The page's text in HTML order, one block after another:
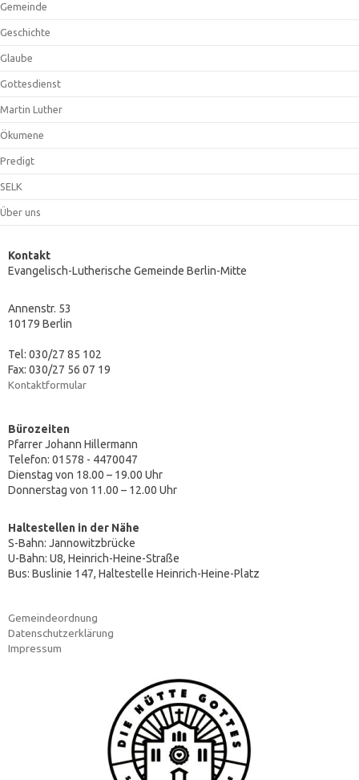
Gemeinde
Geschichte
Glaube
Gottesdienst
Martin Luther
Ökumene
Predigt
SELK
Über uns
Kontakt
Evangelisch-Lutherische Gemeinde Berlin-Mitte
Annenstr. 53
10179 Berlin
Tel: 030/27 85 102
Fax: 030/27 56 07 19
Kontaktformular
Bürozeiten
Pfarrer Johann Hillermann
Telefon: 01578 - 4470047
Dienstag von 18.00 – 19.00 Uhr
Donnerstag von 11.00 – 12.00 Uhr
Haltestellen in der Nähe
S-Bahn: Jannowitzbrücke
U-Bahn: U8, Heinrich-Heine-Straße
Bus: Buslinie 147, Haltestelle Heinrich-Heine-Platz
Gemeindeordnung
Datenschutzerklärung
Impressum